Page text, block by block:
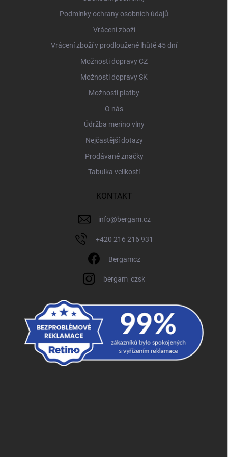
Podmínky ochrany osobních údajů
Vrácení zboží
Vrácení zboží v prodloužené lhůtě 45 dní
Možnosti dopravy CZ
Možnosti dopravy SK
Možnosti platby
O nás
Údržba merino vlny
Nejčastější dotazy
Prodávané značky
Tabulka velikostí
KONTAKT
info@bergam.cz
+420 216 216 931
Bergamcz
bergam_czsk